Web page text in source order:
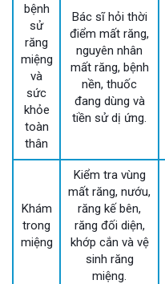
bệnh
sử
răng
miệng
và
sức
khỏe
toàn
thân
Bác sĩ hỏi thời
điểm mất răng,
nguyên nhân
mất răng, bệnh
nền, thuốc
đang dùng và
tiền sử dị ứng.
Khám
trong
miệng
Kiểm tra vùng
mất răng, nướu,
răng kế bên,
răng đối diện,
khớp cắn và vệ
sinh răng
miệng.